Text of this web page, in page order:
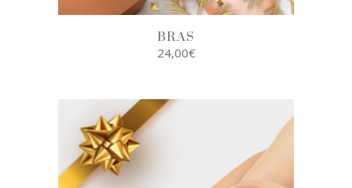
BRAS
24,00€
AJOUTER AU